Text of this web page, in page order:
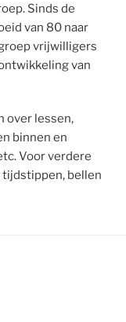
Sinds de
van 80 naar
vrijwilligers
van
over lessen,
binnen en
Voor verdere
tijdstippen, bellen